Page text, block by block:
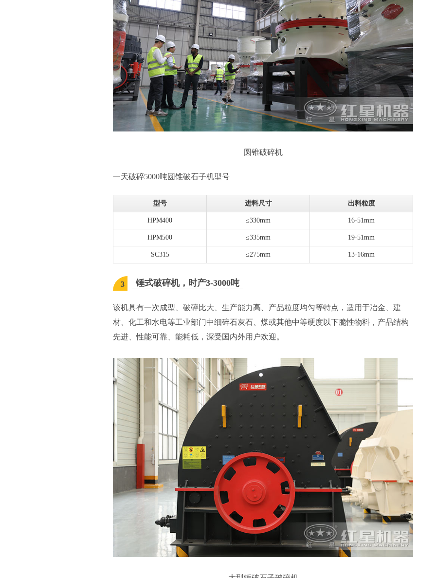
圆锥破碎机
一天破碎5000吨圆锥破石子机型号
型号 进料尺寸 出料粒度
HPM400 ≤330mm 16-51mm
HPM500 ≤335mm 19-51mm
SC315 ≤275mm 13-16mm
3 锤式破碎机，时产3-3000吨
该机具有一次成型、破碎比大、生产能力高、产品粒度均匀等特点，适用于冶金、建
材、化工和水电等工业部门中细碎石灰石、煤或其他中等硬度以下脆性物料，产品结构
先进、性能可靠、能耗低，深受国内外用户欢迎。